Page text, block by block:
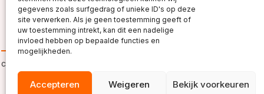
gegevens zoals surfgedrag of unieke ID's op deze
site verwerken. Als je geen toestemming geeft of
uw toestemming intrekt, kan dit een nadelige
invloed hebben op bepaalde functies en
mogelijkheden.
Accepteren Weigeren Bekijk voorkeuren
copyright ©2026